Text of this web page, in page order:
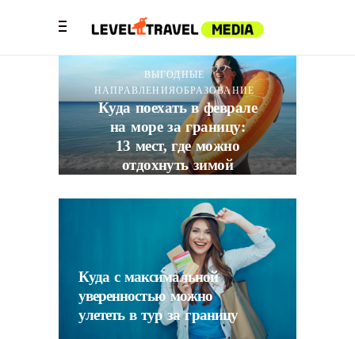
ВЫГОДНЫЕ
НАПРАВЛЕНИЯОБРАЗОВАНИЕ
Куда поехать в феврале
на море за границу:
13 мест, где можно
отдохнуть зимой
8 0
Куда с максимальной
уверенностью можно
улететь в тур за границу